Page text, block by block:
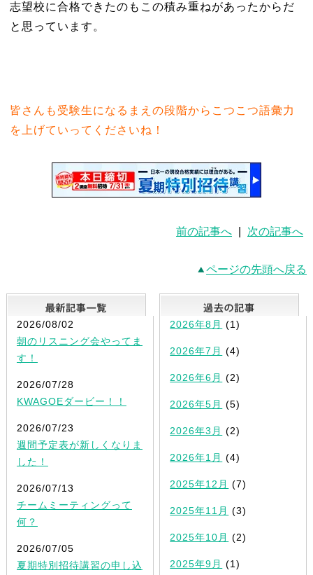
志望校に合格できたのもこの積み重ねがあったからだ
と思っています。
皆さんも受験生になるまえの段階からこつこつ語彙力
を上げていってくださいね！
前の記事へ 次の記事へ
ページの先頭へ戻る
最新記事一覧
2026/08/02
朝のリスニング会やってま
す！
2026/07/28
KWAGOEダービー！！
2026/07/23
週間予定表が新しくなりま
した！
2026/07/13
チームミーティングって
何？
2026/07/05
夏期特別招待講習の申し込
2026年8月 (1)
2026年7月 (4)
2026年6月 (2)
2026年5月 (5)
2026年3月 (2)
2026年1月 (4)
2025年12月 (7)
2025年11月 (3)
2025年10月 (2)
2025年9月 (1)